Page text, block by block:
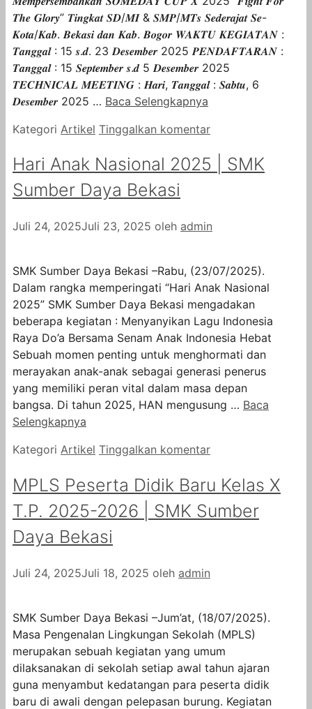
𝑻𝒉𝒆 𝑮𝒍𝒐𝒓𝒚” 𝑻𝒊𝒏𝒈𝒌𝒂𝒕 𝑺𝑫/𝑴𝑰 & 𝑺𝑴𝑷/𝑴𝑻𝒔 𝑺𝒆𝒅𝒆𝒓𝒂𝒋𝒂𝒕 𝑺𝒆-
𝑲𝒐𝒕𝒂/𝑲𝒂𝒃. 𝑩𝒆𝒌𝒂𝒔𝒊 𝒅𝒂𝒏 𝑲𝒂𝒃. 𝑩𝒐𝒈𝒐𝒓 𝑾𝑨𝑲𝑻𝑼 𝑲𝑬𝑮𝑰𝑨𝑻𝑨𝑵 :
𝑻𝒂𝒏𝒈𝒈𝒂𝒍 : 15 𝒔.𝒅. 23 𝑫𝒆𝒔𝒆𝒎𝒃𝒆𝒓 2025 𝑷𝑬𝑵𝑫𝑨𝑭𝑻𝑨𝑹𝑨𝑵 :
𝑻𝒂𝒏𝒈𝒈𝒂𝒍 : 15 𝑺𝒆𝒑𝒕𝒆𝒎𝒃𝒆𝒓 𝒔.𝒅 5 𝑫𝒆𝒔𝒆𝒎𝒃𝒆𝒓 2025
𝑻𝑬𝑪𝑯𝑵𝑰𝑪𝑨𝑳 𝑴𝑬𝑬𝑻𝑰𝑵𝑮 : 𝑯𝒂𝒓𝒊, 𝑻𝒂𝒏𝒈𝒈𝒂𝒍 : 𝑺𝒂𝒃𝒕𝒖, 6
𝑫𝒆𝒔𝒆𝒎𝒃𝒆𝒓 2025 … Baca Selengkapnya
Kategori Artikel Tinggalkan komentar
Hari Anak Nasional 2025 | SMK
Sumber Daya Bekasi
Juli 24, 2025Juli 23, 2025 oleh admin
SMK Sumber Daya Bekasi –Rabu, (23/07/2025).
Dalam rangka memperingati “Hari Anak Nasional
2025” SMK Sumber Daya Bekasi mengadakan
beberapa kegiatan : Menyanyikan Lagu Indonesia
Raya Do’a Bersama Senam Anak Indonesia Hebat
Sebuah momen penting untuk menghormati dan
merayakan anak-anak sebagai generasi penerus
yang memiliki peran vital dalam masa depan
bangsa. Di tahun 2025, HAN mengusung … Baca
Selengkapnya
Kategori Artikel Tinggalkan komentar
MPLS Peserta Didik Baru Kelas X
T.P. 2025-2026 | SMK Sumber
Daya Bekasi
Juli 24, 2025Juli 18, 2025 oleh admin
SMK Sumber Daya Bekasi –Jum’at, (18/07/2025).
Masa Pengenalan Lingkungan Sekolah (MPLS)
merupakan sebuah kegiatan yang umum
dilaksanakan di sekolah setiap awal tahun ajaran
guna menyambut kedatangan para peserta didik
baru di awali dengan pelepasan burung. Kegiatan